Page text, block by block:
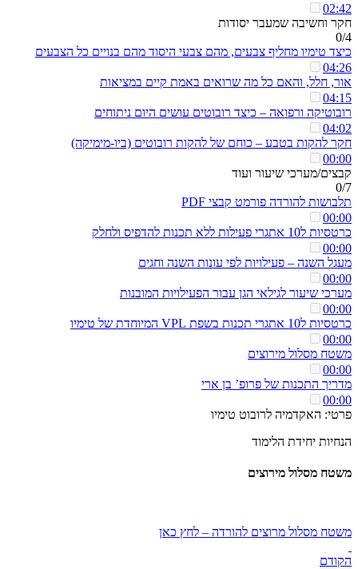
02:42
חקר וחשיבה שמעבר יסודות
0/4
כיצד טימיו מחליף צבעים, מהם צבעי היסוד מהם בנויים כל הצבעים
04:26
אור, חלל, והאם כל מה שרואים באמת קיים במציאות
04:15
רובוטיקה ורפואה – כיצד רובוטים עושים היום ניתוחים
04:02
חקר להקות בטבע – כוחם של להקות רובוטים (ביו-מימיקה)
00:00
קבצים/מערכי שיעור ועוד
0/7
תלבושות להורדה פורמט קבצי PDF
00:00
כרטסיות ל10 אתגרי פעילות ללא תכנות להדפיס ולחלק
00:00
מעגל השנה – פעילויות לפי עונות השנה וחגים
00:00
מערכי שיעור לגילאי הגן עבור הפעילויות המובנות
00:00
כרטסיות ל10 אתגרי תכנות בשפת VPL המיוחדת של טימיו
00:00
משטח מסלול מירוצים
00:00
מדריך התכנות של פרופ’ בן ארי
00:00
פרטי: האקדמיה לרובוט טימיו
הנחיות יחידת הלימוד
משטח מסלול מירוצים
משטח מסלול מרוצים להורדה – לחץ כאן
הקודם